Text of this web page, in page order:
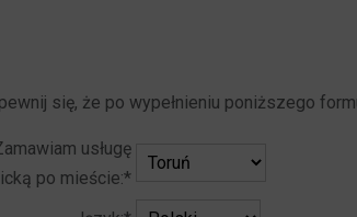
się, że po wypełnieniu poniższego
usługę
po mieście:*